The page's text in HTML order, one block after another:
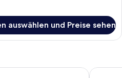
auswählen und Preise sehen
PLAZA